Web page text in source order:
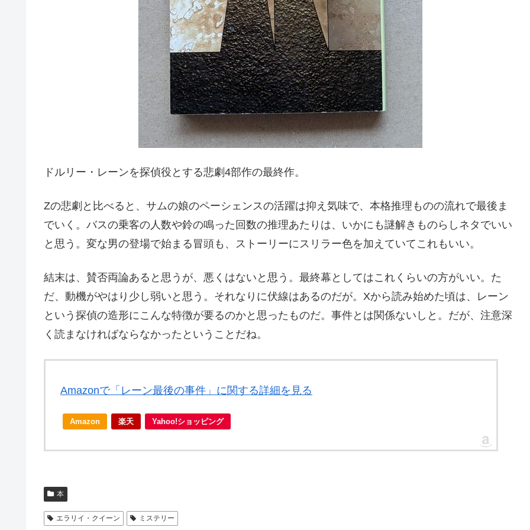
ドルリー・レーンを探偵役とする悲劇4部作の最終作。
Zの悲劇と比べると、サムの娘のペーシェンスの活躍は抑え気味で、本格推理ものの流れで最後ま
でいく。バスの乗客の人数や鈴の鳴った回数の推理あたりは、いかにも謎解きものらしネタでいい
と思う。変な男の登場で始まる冒頭も、ストーリーにスリラー色を加えていてこれもいい。
結末は、賛否両論あると思うが、悪くはないと思う。最終幕としてはこれくらいの方がいい。た
だ、動機がやはり少し弱いと思う。それなりに伏線はあるのだが。Xから読み始めた頃は、レーン
という探偵の造形にこんな特徴が要るのかと思ったものだ。事件とは関係ないしと。だが、注意深
く読まなければならなかったということだね。
Amazonで「レーン最後の事件」に関する詳細を見る
Amazon 楽天 Yahoo!ショッピング
本
エラリイ・クイーン ミステリー